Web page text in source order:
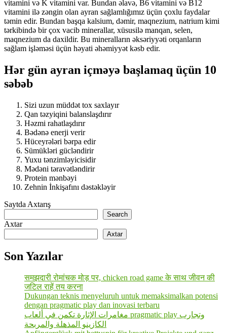
vitamini və K vitamini var. Bundan əlavə, B6 vitamini və B12
vitamini ilə zəngin olan ayran sağlamlığımız üçün çoxlu faydalar
təmin edir. Bundan başqa kalsium, dəmir, maqnezium, natrium kimi
tərkibində bir çox vacib minerallar, xüsusilə manqan, selen,
maqnezium da daxildir. Bu mineralların əksəriyyəti orqanların
sağlam işləməsi üçün həyati əhəmiyyət kəsb edir.
Hər gün ayran içməyə başlamaq üçün 10
səbəb
Sizi uzun müddət tox saxlayır
Qan təzyiqini balanslaşdırır
Həzmi rahatlaşdırır
Bədənə enerji verir
Hüceyrələri bərpa edir
Sümükləri gücləndirir
Yuxu tənzimləyicisidir
Mədəni təravətləndirir
Protein mənbəyi
Zehnin İnkişafını dəstəkləyir
Saytda Axtarış
Search
Axtar
Axtar
Son Yazılar
समझदारी रोमांचक मोड़ पर, chicken road game के साथ जीवन की
जटिल राहें तय करना
Dukungan teknis menyeluruh untuk memaksimalkan potensi
dengan pragmatic play dan inovasi terbaru
مغامرات الإثارة تكمن في ألعاب pragmatic play وتجارب
الكازينو المذهلة والمربحة